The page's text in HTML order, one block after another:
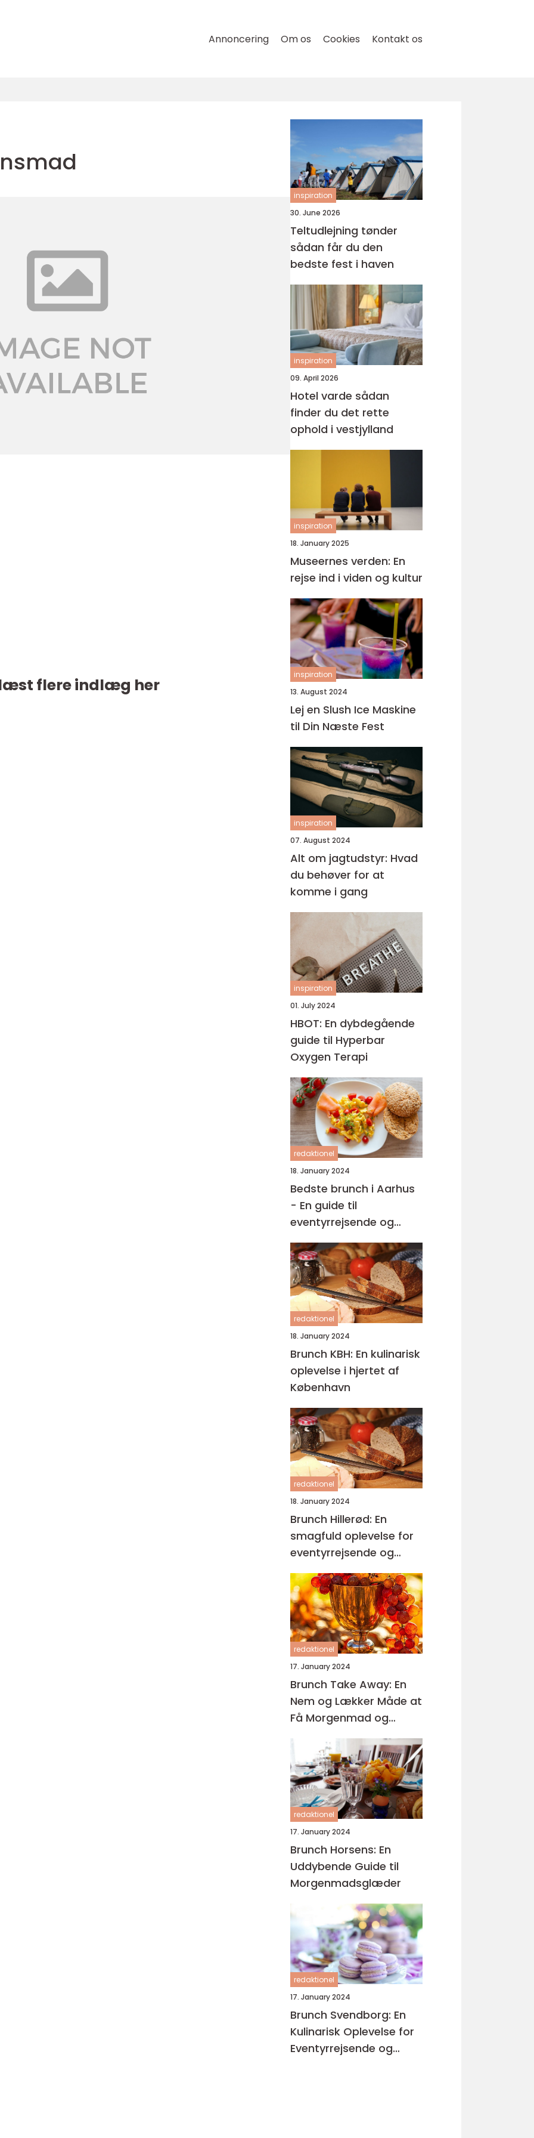
Annoncering Om os Cookies Kontakt os
flere indlæg her
inspiration
30. June 2026
Teltudlejning tønder
sådan får du den
bedste fest i haven
inspiration
09. April 2026
Hotel varde sådan
finder du det rette
ophold i vestjylland
inspiration
18. January 2025
Museernes verden: En
rejse ind i viden og kultur
inspiration
13. August 2024
Lej en Slush Ice Maskine
til Din Næste Fest
inspiration
07. August 2024
Alt om jagtudstyr: Hvad
du behøver for at
komme i gang
inspiration
01. July 2024
HBOT: En dybdegående
guide til Hyperbar
Oxygen Terapi
redaktionel
18. January 2024
Bedste brunch i Aarhus
- En guide til
eventyrrejsende og
backpackere
redaktionel
18. January 2024
Brunch KBH: En kulinarisk
oplevelse i hjertet af
København
redaktionel
18. January 2024
Brunch Hillerød: En
smagfuld oplevelse for
eventyrrejsende og
backpackere
redaktionel
17. January 2024
Brunch Take Away: En
Nem og Lækker Måde at
Få Morgenmad og
Frokost på Farten
redaktionel
17. January 2024
Brunch Horsens: En
Uddybende Guide til
Morgenmadsglæder
redaktionel
17. January 2024
Brunch Svendborg: En
Kulinarisk Oplevelse for
Eventyrrejsende og